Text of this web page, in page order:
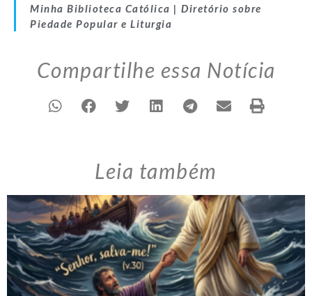
Minha Biblioteca Católica | Diretório sobre
Piedade Popular e Liturgia
Compartilhe essa Notícia
Leia também